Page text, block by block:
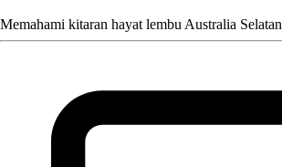
Memahami kitaran hayat lembu Australia Selatan